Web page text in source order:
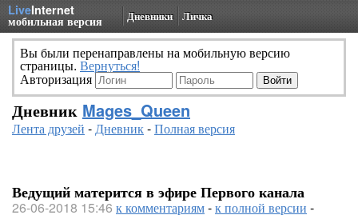
LiveInternet
мобильная версия Дневники Личка
Вы были перенаправлены на мобильную версию
страницы. Вернуться!
Авторизация
Дневник Mages_Queen
Лента друзей -Дневник-Полная версия
Ведущий матерится в эфире Первого канала
26-06-2018 15:46 к комментариям-к полной версии -